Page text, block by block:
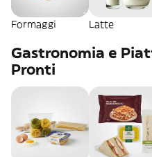
Formaggi Latte
Gastronomia e
Pronti